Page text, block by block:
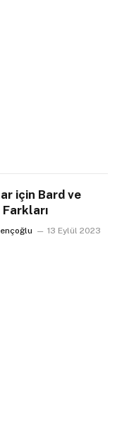
için Bard ve
13 Eylül 2023